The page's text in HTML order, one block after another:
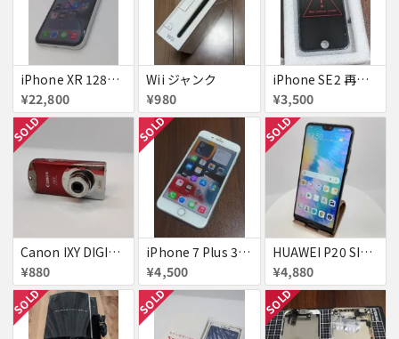
iPhone XR 128GB SIMフリー
¥22,800
Wii ジャンク
¥980
iPhone SE2 再生液晶パネル 黒
¥3,500
SOLD
Canon IXY DIGITAL L3 ズームレンズ不良
¥880
SOLD
iPhone 7 Plus 32GB
¥4,500
SOLD
HUAWEI P20 SIMフリー 861197043272279
¥4,880
SOLD SOLD SOLD